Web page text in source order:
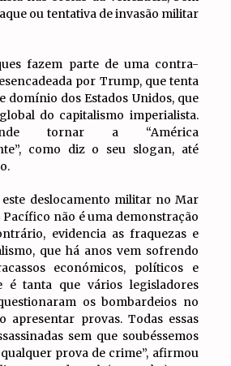
ou tentativa de invasão militar
fazem parte de uma contra-
por Trump, que tenta
domínio dos Estados Unidos, que
do capitalismo imperialista.
tornar a “América
como diz o seu slogan, até
este deslocamento militar no Mar
Pacífico não é uma demonstração
evidencia as fraquezas e
que há anos vem sofrendo
económicos, políticos e
é tanta que vários legisladores
os bombardeios no
apresentar provas. Todas essas
sem que soubéssemos
prova de crime”, afirmou